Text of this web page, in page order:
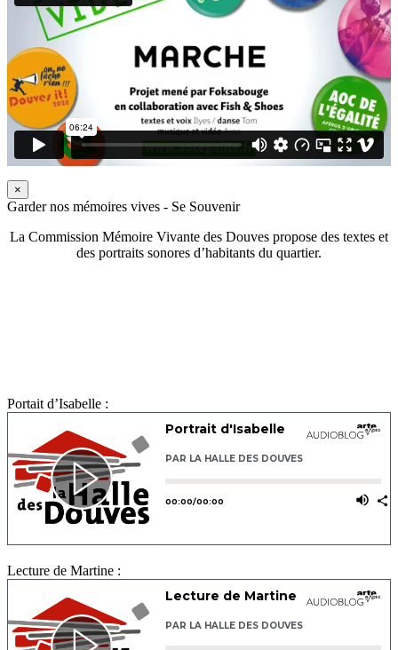
×
Garder nos mémoires vives - Se Souvenir
La Commission Mémoire Vivante des Douves propose des textes et
des portraits sonores d’habitants du quartier.
Portait d’Isabelle :
Lecture de Martine :